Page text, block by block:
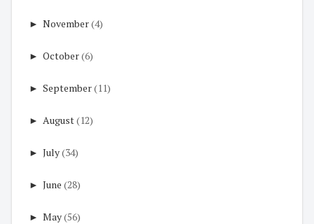
► November(4)
► October(6)
► September(11)
► August(12)
► July(34)
► June (28)
► May(56)